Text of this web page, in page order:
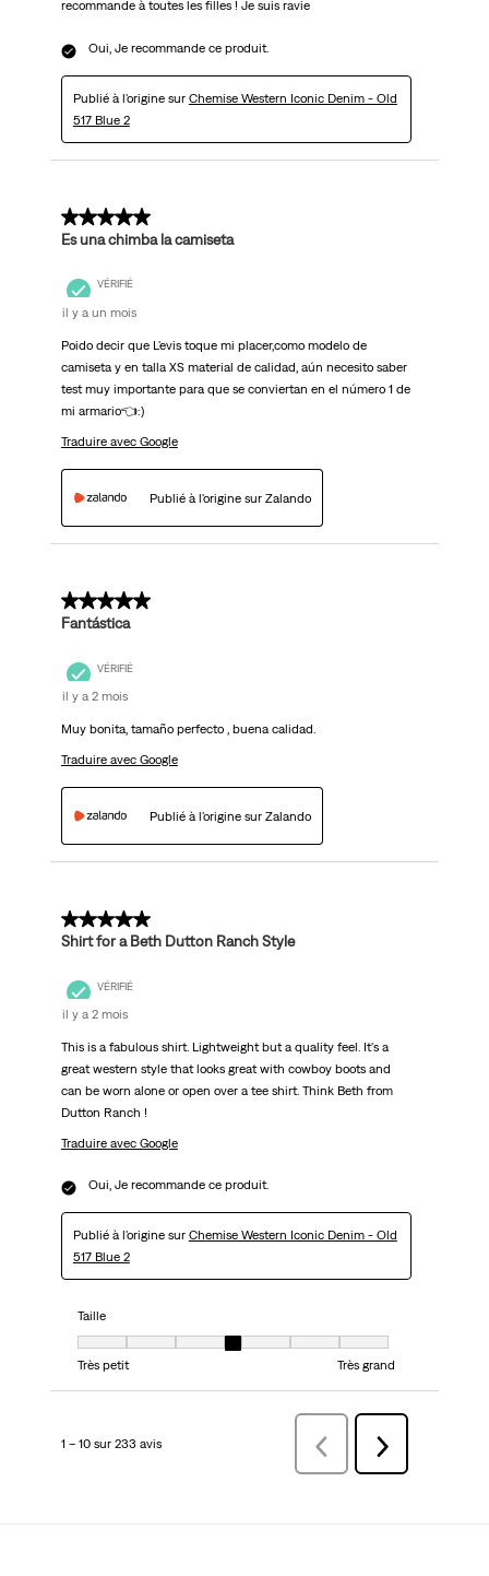
recommande à toutes les filles ! Je suis ravie
Oui, Je recommande ce produit.
Publié à l'origine sur Chemise Western Iconic Denim - Old
517 Blue 2
5 sur 5 étoiles.
Es una chimba la camiseta
VÉRIFIÉ
il y a un mois
Poido decir que L'evis toque mi placer,como modelo de
camiseta y en talla XS material de calidad, aún necesito saber
test muy importante para que se conviertan en el número 1 de
mi armario👈:)
Traduire avec Google
Publié à l'origine sur Zalando
5 sur 5 étoiles.
Fantástica
VÉRIFIÉ
il y a 2 mois
Muy bonita, tamaño perfecto , buena calidad.
Traduire avec Google
Publié à l'origine sur Zalando
5 sur 5 étoiles.
Shirt for a Beth Dutton Ranch Style
VÉRIFIÉ
il y a 2 mois
This is a fabulous shirt. Lightweight but a quality feel. It's a
great western style that looks great with cowboy boots and
can be worn alone or open over a tee shirt. Think Beth from
Dutton Ranch !
Traduire avec Google
Oui, Je recommande ce produit.
Publié à l'origine sur Chemise Western Iconic Denim - Old
517 Blue 2
Taille
Taille, 4 sur 7, où 1 est égal à Très petit et 7 est égal à Très grand
Très petit
Très grand
1 – 10 sur 233 avis PrécédentavisSuivant
avis